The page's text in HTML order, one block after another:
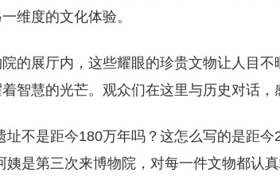
维度的文化体验。
的展厅内，这些耀眼的珍贵文物让人目
智慧的光芒。观众们在这里与历史对话，
址不是距今180万年吗？这怎么写的是距
姨是第三次来博物院，对每一件文物都认真